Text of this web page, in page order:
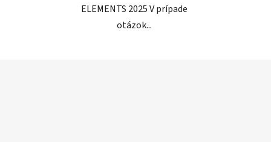
ELEMENTS 2025 V prípade
otázok...